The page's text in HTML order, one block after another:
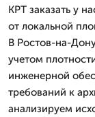
КРТ заказать у
от локальной
В Ростов-на-
учетом
инженерной
требований к
анализируем